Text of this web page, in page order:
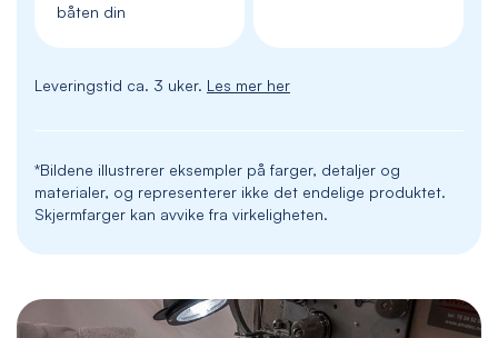
båten din
Leveringstid ca. 3 uker. Les mer her
*Bildene illustrerer eksempler på farger, detaljer og
materialer, og representerer ikke det endelige produktet.
Skjermfarger kan avvike fra virkeligheten.